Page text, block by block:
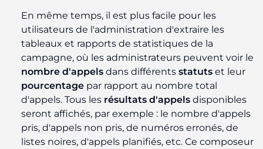
En même temps, il est plus facile pour les
utilisateurs de l'administration d'extraire les
tableaux et rapports de statistiques de la
campagne, où les administrateurs peuvent voir le
nombre d'appels dans différents statuts et leur
pourcentage par rapport au nombre total
d'appels. Tous les résultats d'appels disponibles
seront affichés, par exemple : le nombre d'appels
pris, d'appels non pris, de numéros erronés, de
listes noires, d'appels planifiés, etc. Ce composeur